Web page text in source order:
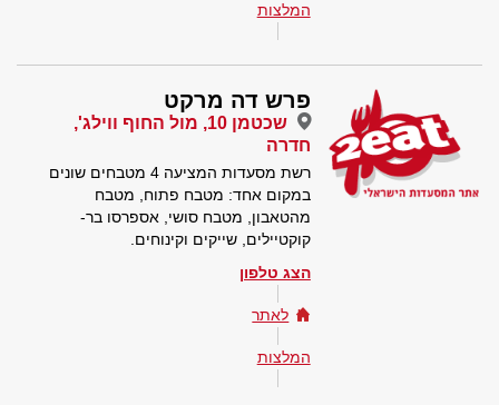
המלצות
פרש דה מרקט
שכטמן 10, מול החוף ווילג',
חדרה
רשת מסעדות המציעה 4 מטבחים שונים
במקום אחד: מטבח פתוח, מטבח
מהטאבון, מטבח סושי, אספרסו בר-
קוקטיילים, שייקים וקינוחים.
הצג טלפון
לאתר
המלצות